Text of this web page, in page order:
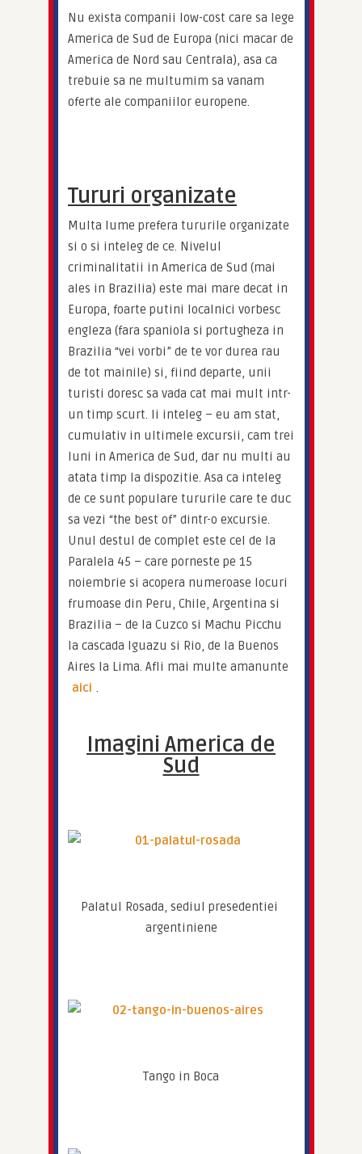
Nu exista companii low-cost care sa lege
America de Sud de Europa (nici macar de
America de Nord sau Centrala), asa ca
trebuie sa ne multumim sa vanam
oferte ale companiilor europene.
Tururi organizate
Multa lume prefera tururile organizate
si o si inteleg de ce. Nivelul
criminalitatii in America de Sud (mai
ales in Brazilia) este mai mare decat in
Europa, foarte putini localnici vorbesc
engleza (fara spaniola si portugheza in
Brazilia “vei vorbi” de te vor durea rau
de tot mainile) si, fiind departe, unii
turisti doresc sa vada cat mai mult intr-
un timp scurt. Ii inteleg – eu am stat,
cumulativ in ultimele excursii, cam trei
luni in America de Sud, dar nu multi au
atata timp la dispozitie. Asa ca inteleg
de ce sunt populare tururile care te duc
sa vezi “the best of” dintr-o excursie.
Unul destul de complet este cel de la
Paralela 45 – care porneste pe 15
noiembrie si acopera numeroase locuri
frumoase din Peru, Chile, Argentina si
Brazilia – de la Cuzco si Machu Picchu
la cascada Iguazu si Rio, de la Buenos
aici .
Imagini America de
Sud
Palatul Rosada, sediul presedentiei
argentiniene
Tango in Boca